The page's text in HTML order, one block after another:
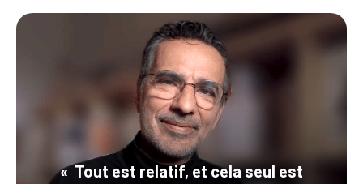
«Tout est relatif, et cela seul est